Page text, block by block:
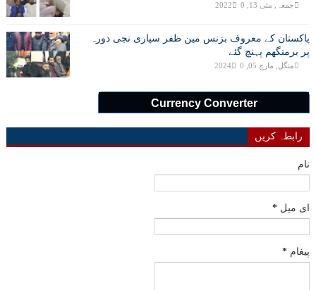
جمعہ, مئی 13, 2022 0
پاکستان کے معروف بزنس مین ظفر سپاری نجی دورہ
پر برمنگھم پہنچ گئے
منگل, مارچ 05, 2024 0
Currency Converter
رابطہ کریں
نام
ای میل *
پیغام *